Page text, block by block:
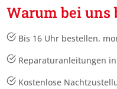
Warum bei uns
Bis 16 Uhr bestellen,
Reparaturanleitungen
Kostenlose